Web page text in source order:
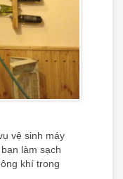
vệ sinh máy
làm sạch
khí trong